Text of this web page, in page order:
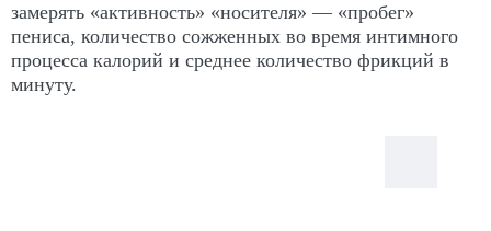
замерять «активность» «носителя» — «пробег»
пениса, количество сожженных во время интимного
процесса калорий и среднее количество фрикций в
минуту.